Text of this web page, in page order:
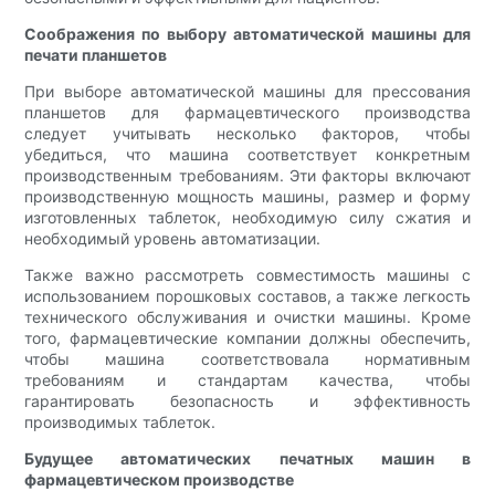
Соображения по выбору автоматической машины для
печати планшетов
При выборе автоматической машины для прессования
планшетов для фармацевтического производства
следует учитывать несколько факторов, чтобы
убедиться, что машина соответствует конкретным
производственным требованиям. Эти факторы включают
производственную мощность машины, размер и форму
изготовленных таблеток, необходимую силу сжатия и
необходимый уровень автоматизации.
Также важно рассмотреть совместимость машины с
использованием порошковых составов, а также легкость
технического обслуживания и очистки машины. Кроме
того, фармацевтические компании должны обеспечить,
чтобы машина соответствовала нормативным
требованиям и стандартам качества, чтобы
гарантировать безопасность и эффективность
производимых таблеток.
Будущее автоматических печатных машин в
фармацевтическом производстве